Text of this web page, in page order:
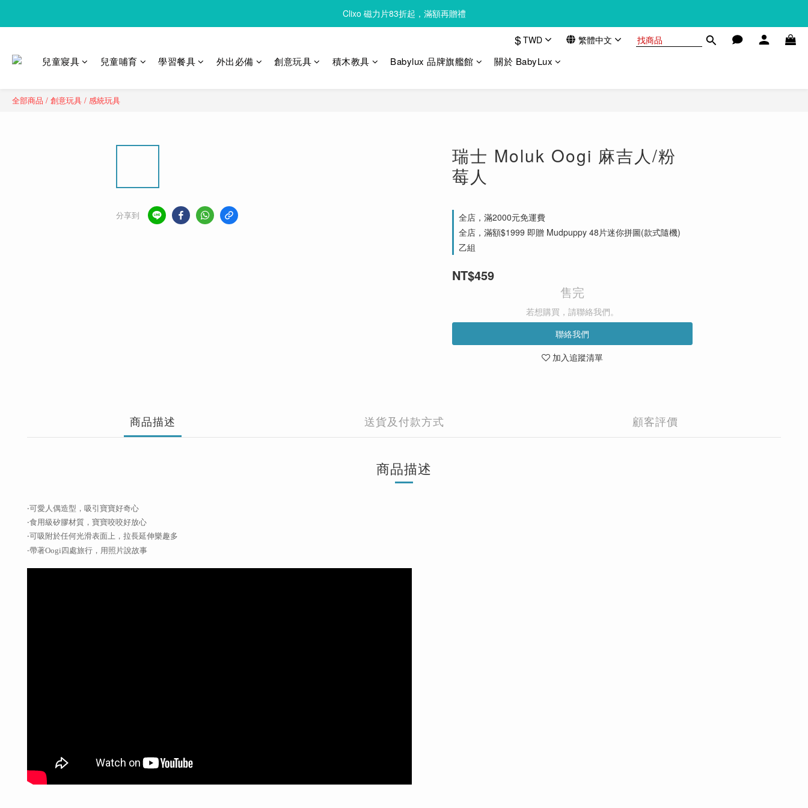
Clixo 磁力片83折起，滿額再贈禮
Clixo 磁力片83折起，滿額再贈禮
Clixo 磁力片83折起，滿額再贈禮
$TWD 繁體中文
兒童寢具 兒童哺育 學習餐具 外出必備 創意玩具 積木教具 Babylux 品牌旗艦館 關於 BabyLux
全部商品 / 創意玩具 / 感統玩具
分享到
瑞士 Moluk Oogi 麻吉人/粉
莓人
全店，滿2000元免運費
全店，滿額$1999 即贈 Mudpuppy 48片迷你拼圖(款式隨機)
乙組
NT$459
售完
若想購買，請聯絡我們。
聯絡我們
加入追蹤清單
商品描述 送貨及付款方式 顧客評價
商品描述
‧可愛人偶造型，吸引寶寶好奇心
‧食用級矽膠材質，寶寶咬咬好放心
‧可吸附於任何光滑表面上，拉長延伸樂趣多
‧帶著Oogi 四處旅行，用照片說故事